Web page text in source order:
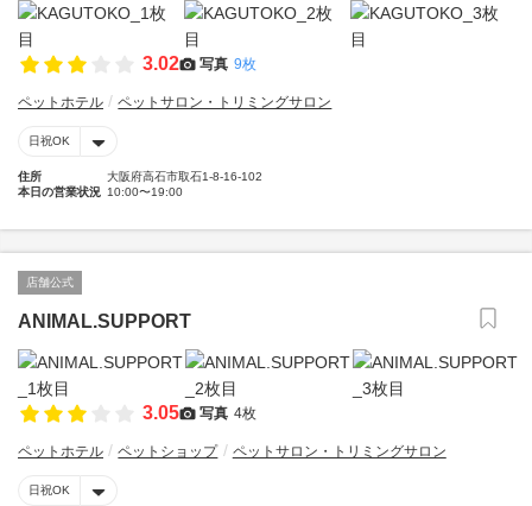
3.02 写真 9枚
ペットホテル ペットサロン・トリミングサロン
日祝OK
住所
大阪府高石市取石1-8-16-102
本日の営業状況 10:00〜19:00
店舗公式
ANIMAL.SUPPORT
3.05 写真 4枚
ペットホテル ペットショップ ペットサロン・トリミングサロン
日祝OK